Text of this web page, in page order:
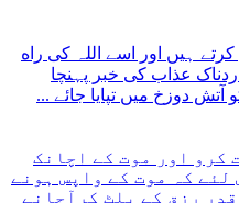
ہیں اور اسے اللہ کی راه
عذاب کی خبر پہنچا
دوزخ میں تپایا جائے ...
کرو اور موت کے اچانک
لئے کہ موت کے واپس ہونے
رزق کے پلٹ کرآجانے